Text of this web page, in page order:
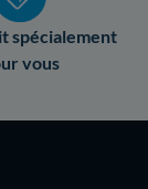
spécialement
vous